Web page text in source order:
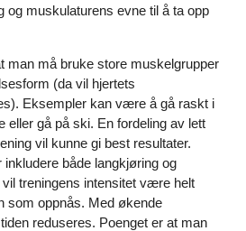
og muskulaturens evne til å ta opp
man må bruke store muskelgrupper
(da vil hjertets
Eksempler kan være å gå raskt i
eller gå på ski. En fordeling av lett
vil kunne gi best resultater.
både langkjøring og
vil treningens intensitet være helt
som oppnås. Med økende
reduseres. Poenget er at man